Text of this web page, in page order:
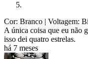
Cor: Branco | Voltagem:
A única coisa que eu não
isso dei quatro estrelas.
há 7 meses